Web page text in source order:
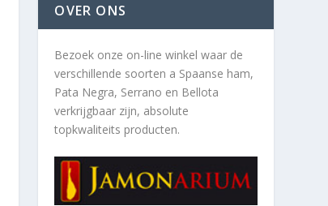
OVER ONS
Bezoek onze on-line winkel waar de
verschillende soorten a Spaanse ham,
Pata Negra, Serrano en Bellota
verkrijgbaar zijn, absolute
topkwaliteits producten.